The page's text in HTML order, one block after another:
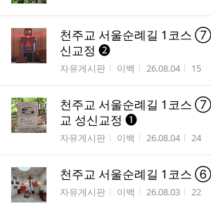
천주교 서울순례길 1코스
신교정 ❷
게시판명
자유게시판 작성자
이백 작성시간
26.08.04 조회수
15
천주교 서울순례길 1코스
교 성신교정 ❶
게시판명
자유게시판 작성자
이백 작성시간
26.08.04 조회수
24
천주교 서울순례길 1코스
게시판명
자유게시판 작성자
이백 작성시간
26.08.03 조회수
22